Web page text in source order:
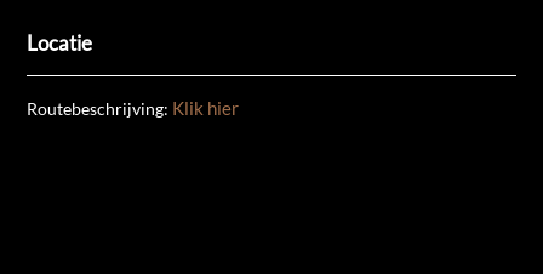
Locatie
Routebeschrijving: Klik hier